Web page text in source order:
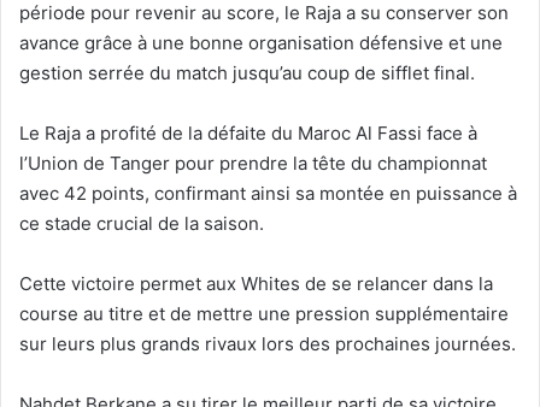
période pour revenir au score, le Raja a su conserver son
avance grâce à une bonne organisation défensive et une
gestion serrée du match jusqu’au coup de sifflet final.
Le Raja a profité de la défaite du Maroc Al Fassi face à
l’Union de Tanger pour prendre la tête du championnat
avec 42 points, confirmant ainsi sa montée en puissance à
ce stade crucial de la saison.
Cette victoire permet aux Whites de se relancer dans la
course au titre et de mettre une pression supplémentaire
sur leurs plus grands rivaux lors des prochaines journées.